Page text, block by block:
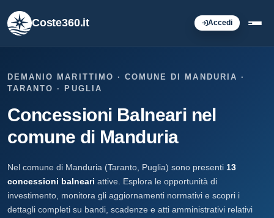
Coste360.it Accedi
DEMANIO MARITTIMO · COMUNE DI MANDURIA ·
TARANTO · PUGLIA
Concessioni Balneari nel
comune di Manduria
Nel comune di Manduria (Taranto, Puglia) sono presenti 13
concessioni balneari attive. Esplora le opportunità di
investimento, monitora gli aggiornamenti normativi e scopri i
dettagli completi su bandi, scadenze e atti amministrativi relativi